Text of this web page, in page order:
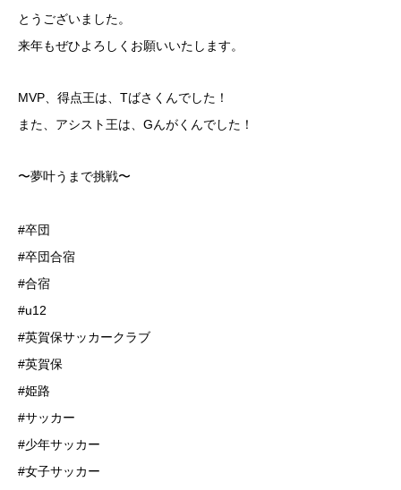
とうございました。
来年もぜひよろしくお願いいたします。
MVP、得点王は、Tばさくんでした！
また、アシスト王は、Gんがくんでした！
⁡〜夢叶うまで挑戦〜
#卒団
#卒団合宿
#合宿
#u12
#英賀保サッカークラブ
#英賀保
#姫路
#サッカー
#少年サッカー
#女子サッカー